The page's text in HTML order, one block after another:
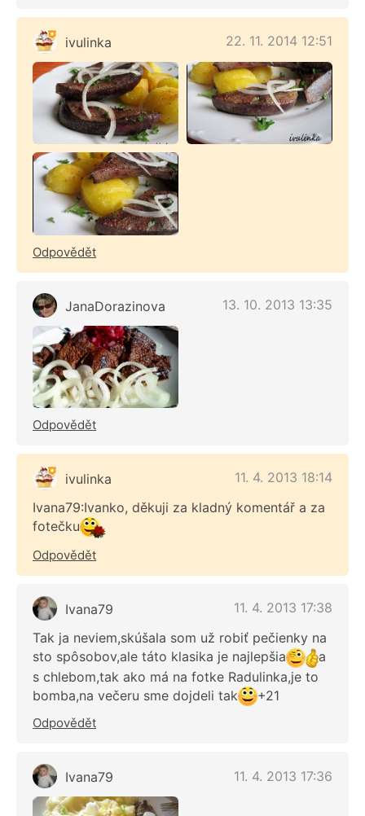
ivulinka 22. 11. 2014 12:51
Odpovědět
JanaDorazinova 13. 10. 2013 13:35
Odpovědět
ivulinka
11. 4. 2013 18:14
Ivana79:Ivanko, děkuji za kladný komentář a za
fotečku
Odpovědět
Ivana79
11. 4. 2013 17:38
Tak ja neviem,skúšala som už robiť pečienky na
sto spôsobov,ale táto klasika je najlepšia
a
s chlebom,tak ako má na fotke Radulinka,je to
bomba,na večeru sme dojdeli tak
+21
Odpovědět
Ivana79 11. 4. 2013 17:36